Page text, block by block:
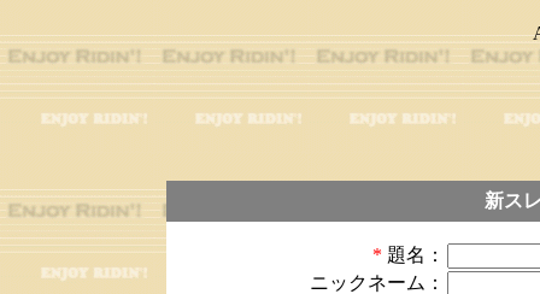
新ス
* 題名：
ニックネーム：